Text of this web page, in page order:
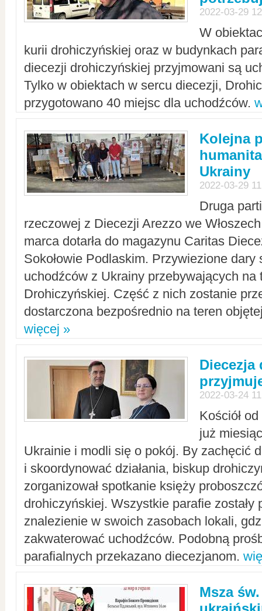
2022-03-29
W
kurii drohiczyńskiej oraz w budynkach
diecezji drohiczyńskiej przyjmowani są
Tylko w obiektach w sercu diecezji,
przygotowano 40 miejsc dla uchodźców.
Kolejna
Ukrainy
2022-03-29
Druga
rzeczowej z Diecezji Arezzo we
marca dotarła do magazynu Caritas
Sokołowie Podlaskim. Przywiezione dary
uchodźców z Ukrainy przebywających na
Drohiczyńskiej. Część z nich zostanie
dostarczona bezpośrednio na teren
więcej »
Diecezja
2022-03-24
Kościół
już
Ukrainie i modli się o pokój. By zachęcić
i skoordynować działania, biskup
zorganizował spotkanie księży
drohiczyńskiej. Wszystkie parafie zostały
znalezienie w swoich zasobach lokali,
zakwaterować uchodźców. Podobną
parafialnych przekazano diecezjanom.
Msza